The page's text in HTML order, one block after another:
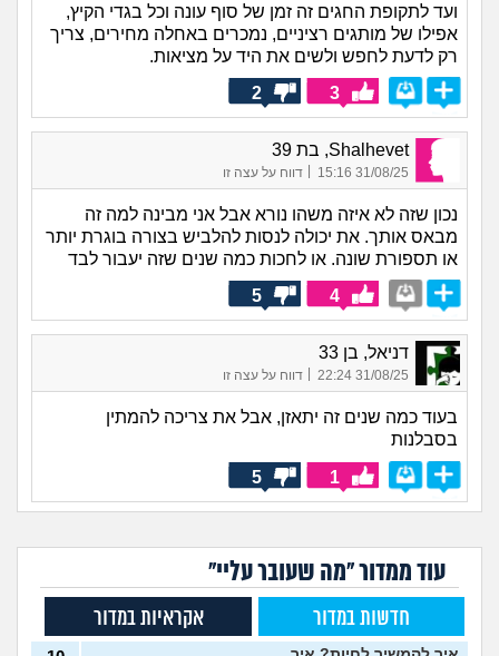
ועד לתקופת החגים זה זמן של סוף עונה וכל בגדי הקיץ,
אפילו של מותגים רציניים, נמכרים באחלה מחירים, צריך
רק לדעת לחפש ולשים את היד על מציאות.
3
2
Shalhevet, בת 39
31/08/25 15:16 דווח על עצה זו
נכון שזה לא איזה משהו נורא אבל אני מבינה למה זה
מבאס אותך. את יכולה לנסות להלביש בצורה בוגרת יותר
או תספורת שונה. או לחכות כמה שנים שזה יעבור לבד
4
5
דניאל, בן 33
31/08/25 22:24 דווח על עצה זו
בעוד כמה שנים זה יתאזן, אבל את צריכה להמתין
בסבלנות
1
5
עוד ממדור "מה שעובר עליי"
חדשות במדור אקראיות במדור